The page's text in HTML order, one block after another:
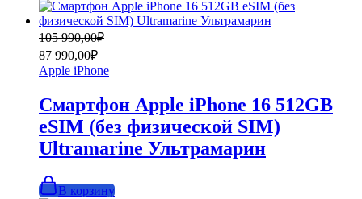
105 990,00₽
Первоначальная
цена
составляла
105
87 990,00₽
Текущая
цена:
87
990,00₽.
Apple iPhone
Смартфон Apple iPhone 16 512GB
eSIM (без физической SIM)
Ultramarine Ультрамарин
В корзину